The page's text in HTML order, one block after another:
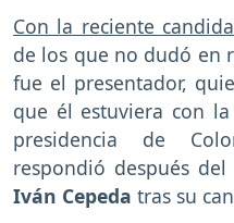
Con la reciente
de los que no dudó en
fue el presentador,
que él estuviera con
presidencia de
respondió después
Iván Cepeda tras su